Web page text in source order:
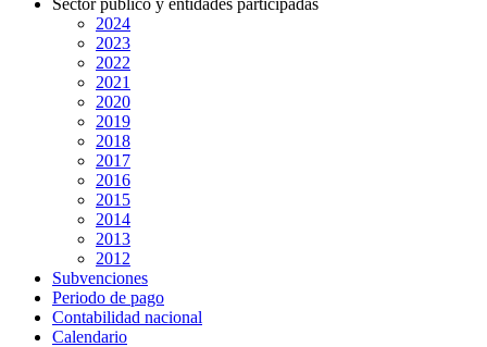
2024
2023
2022
2021
2020
2019
2018
2017
2016
2015
2014
2013
2012
Subvenciones
Periodo de pago
Contabilidad nacional
Calendario